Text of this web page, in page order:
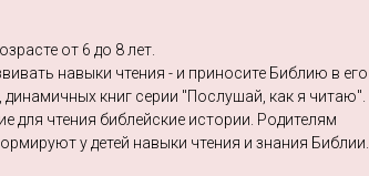
от 6 до 8 лет.
навыки чтения - и приносите Библию в его
книг серии "Послушай, как я читаю".
для чтения библейские истории. Родителям
у детей навыки чтения и знания Библии.